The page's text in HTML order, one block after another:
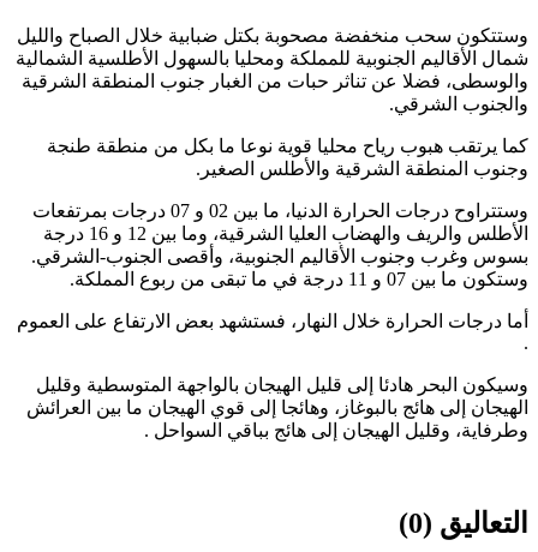
وستتكون سحب منخفضة مصحوبة بكتل ضبابية خلال الصباح والليل
شمال الأقاليم الجنوبية للمملكة ومحليا بالسهول الأطلسية الشمالية
والوسطى، فضلا عن تناثر حبات من الغبار جنوب المنطقة الشرقية
والجنوب الشرقي.
كما يرتقب هبوب رياح محليا قوية نوعا ما بكل من منطقة طنجة
وجنوب المنطقة الشرقية والأطلس الصغير.
وستتراوح درجات الحرارة الدنيا، ما بين 02 و 07 درجات بمرتفعات
الأطلس والريف والهضاب العليا الشرقية، وما بين 12 و 16 درجة
بسوس وغرب وجنوب الأقاليم الجنوبية، وأقصى الجنوب-الشرقي.
وستكون ما بين 07 و 11 درجة في ما تبقى من ربوع المملكة.
أما درجات الحرارة خلال النهار، فستشهد بعض الارتفاع على العموم
.
وسيكون البحر هادئا إلى قليل الهيجان بالواجهة المتوسطية وقليل
الهيجان إلى هائج بالبوغاز، وهائجا إلى قوي الهيجان ما بين العرائش
وطرفاية، وقليل الهيجان إلى هائج بباقي السواحل .
التعاليق (0)